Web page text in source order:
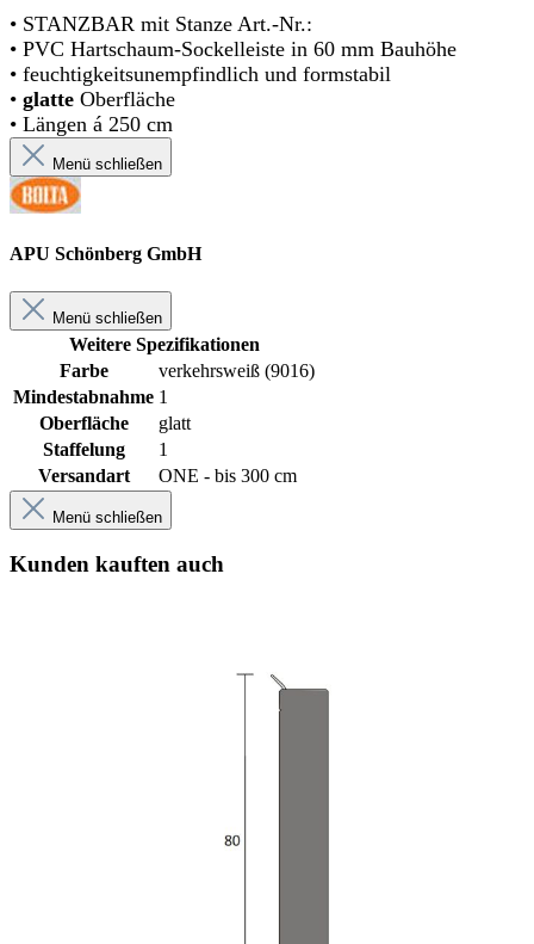
• STANZBAR mit Stanze Art.-Nr.:
• PVC Hartschaum-Sockelleiste in 60 mm Bauhöhe
• feuchtigkeitsunempfindlich und formstabil
• glatte Oberfläche
• Längen á 250 cm
Menü schließen
APU Schönberg GmbH
Menü schließen
Weitere Spezifikationen
Farbe
verkehrsweiß (9016)
Mindestabnahme 1
Oberfläche
glatt
Staffelung
1
Versandart
ONE - bis 300 cm
Menü schließen
Kunden kauften auch